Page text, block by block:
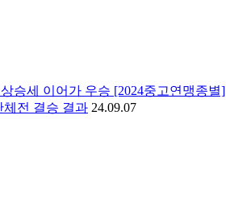
승세 이어가 우승 [2024중고연맹종별]
체전 결승 결과 24.09.07